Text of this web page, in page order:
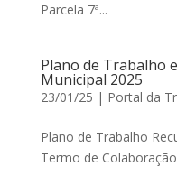
Parcela 7ª...
Plano de Trabalho
Municipal 2025
23/01/25 | Portal da
Plano de Trabalho
Termo de